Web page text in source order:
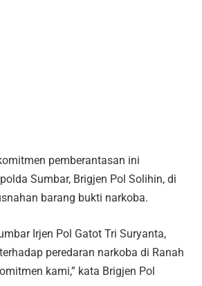
pemberantasan ini
Sumbar, Brigjen Pol Solihin, di
barang bukti narkoba.
Irjen Pol Gatot Tri Suryanta,
peredaran narkoba di Ranah
kami,” kata Brigjen Pol